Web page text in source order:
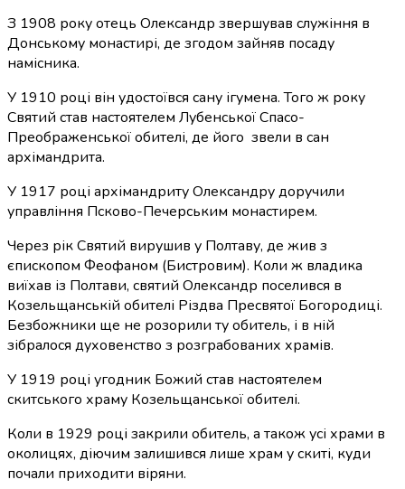
З 1908 року отець Олександр звершував служіння в
Донському монастирі, де згодом зайняв посаду
намісника.
У 1910 році він удостоївся сану ігумена. Того ж року
Святий став настоятелем Лубенської Спасо-
Преображенської обителі, де його звели в сан
архімандрита.
У 1917 році архімандриту Олександру доручили
управління Псково-Печерським монастирем.
Через рік Святий вирушив у Полтаву, де жив з
єпископом Феофаном (Бистровим). Коли ж владика
виїхав із Полтави, святий Олександр поселився в
Козельщанській обителі Різдва Пресвятої Богородиці.
Безбожники ще не розорили ту обитель, і в ній
зібралося духовенство з розграбованих храмів.
У 1919 році угодник Божий став настоятелем
скитського храму Козельщанської обителі.
Коли в 1929 році закрили обитель, а також усі храми в
околицях, діючим залишився лише храм у скиті, куди
почали приходити віряни.